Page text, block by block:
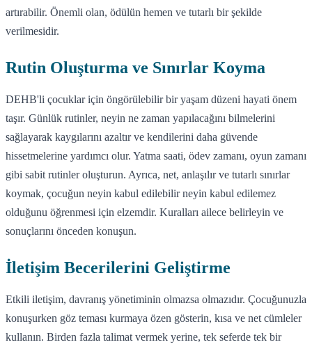
artırabilir. Önemli olan, ödülün hemen ve tutarlı bir şekilde
verilmesidir.
Rutin Oluşturma ve Sınırlar Koyma
DEHB'li çocuklar için öngörülebilir bir yaşam düzeni hayati önem
taşır. Günlük rutinler, neyin ne zaman yapılacağını bilmelerini
sağlayarak kaygılarını azaltır ve kendilerini daha güvende
hissetmelerine yardımcı olur. Yatma saati, ödev zamanı, oyun zamanı
gibi sabit rutinler oluşturun. Ayrıca, net, anlaşılır ve tutarlı sınırlar
koymak, çocuğun neyin kabul edilebilir neyin kabul edilemez
olduğunu öğrenmesi için elzemdir. Kuralları ailece belirleyin ve
sonuçlarını önceden konuşun.
İletişim Becerilerini Geliştirme
Etkili iletişim, davranış yönetiminin olmazsa olmazıdır. Çocuğunuzla
konuşurken göz teması kurmaya özen gösterin, kısa ve net cümleler
kullanın. Birden fazla talimat vermek yerine, tek seferde tek bir